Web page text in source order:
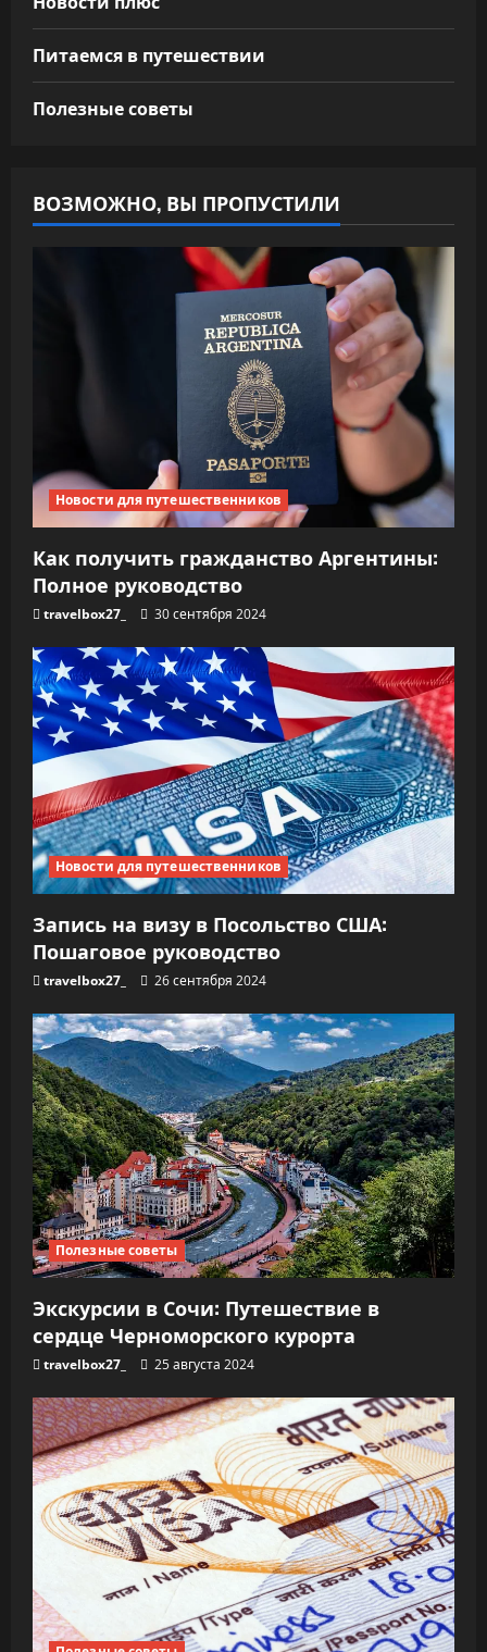
Питаемся в путешествии
Полезные советы
ВОЗМОЖНО, ВЫ ПРОПУСТИЛИ
Новости для путешественников
Как получить гражданство Аргентины:
Полное руководство
travelbox27_ 30 сентября 2024
Новости для путешественников
Запись на визу в Посольство США:
Пошаговое руководство
travelbox27_ 26 сентября 2024
Полезные советы
Экскурсии в Сочи: Путешествие в
сердце Черноморского курорта
travelbox27_ 25 августа 2024